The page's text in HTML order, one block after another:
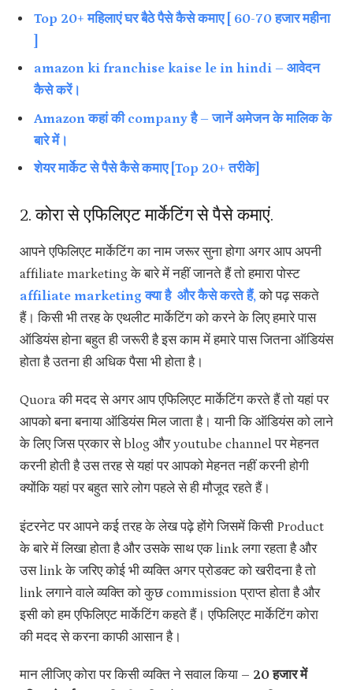
Top 20+ महिलाएं घर बैठे पैसे कैसे कमाए [ 60-70 हजार महीना
amazon ki franchise kaise le in hindi – आवेदन
कैसे करें।
Amazon कहां की company है – जानें अमेजन के मालिक के
बारे में।
शेयर मार्केट से पैसे कैसे कमाए [Top 20+ तरीके]
2. कोरा से एफिलिएट मार्केटिंग से पैसे कमाएं.
आपने एफिलिएट मार्केटिंग का नाम जरूर सुना होगा अगर आप अपनी
affiliate marketing के बारे में नहीं जानते हैं तो हमारा पोस्ट
affiliate marketing क्या है और कैसे करते हैं,को पढ़ सकते
हैं। किसी भी तरह के एथलीट मार्केटिंग को करने के लिए हमारे पास
ऑडियंस होना बहुत ही जरूरी है इस काम में हमारे पास जितना ऑडियंस
होता है उतना ही अधिक पैसा भी होता है।
Quora की मदद से अगर आप एफिलिएट मार्केटिंग करते हैं तो यहां पर
आपको बना बनाया ऑडियंस मिल जाता है। यानी कि ऑडियंस को लाने
के लिए जिस प्रकार से blog और youtube channel पर मेहनत
करनी होती है उस तरह से यहां पर आपको मेहनत नहीं करनी होगी
क्योंकि यहां पर बहुत सारे लोग पहले से ही मौजूद रहते हैं।
इंटरनेट पर आपने कई तरह के लेख पढ़े होंगे जिसमें किसी Product
के बारे में लिखा होता है और उसके साथ एक link लगा रहता है और
उस link के जरिए कोई भी व्यक्ति अगर प्रोडक्ट को खरीदना है तो
link लगाने वाले व्यक्ति को कुछ commission प्राप्त होता है और
इसी को हम एफिलिएट मार्केटिंग कहते हैं। एफिलिएट मार्केटिंग कोरा
की मदद से करना काफी आसान है।
मान लीजिए कोरा पर किसी व्यक्ति ने सवाल किया – 20 हजार में